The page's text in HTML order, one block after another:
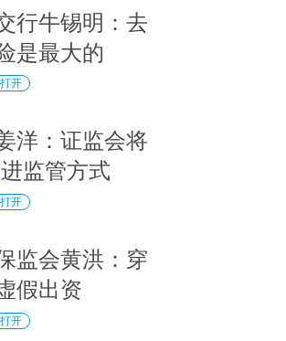
行牛锡明：去
是最大的
开
洋：证监会将
监管方式
开
监会黄洪：穿
假出资
开